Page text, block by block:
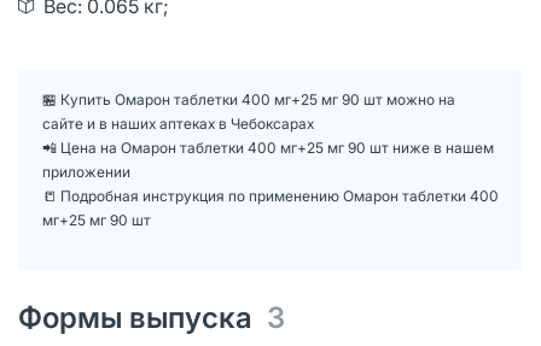
Вес: 0.065 кг;
🏪 Купить Омарон таблетки 400 мг+25 мг 90 шт можно на
сайте и в наших аптеках в Чебоксарах
📲 Цена на Омарон таблетки 400 мг+25 мг 90 шт ниже в нашем
приложении
📒 Подробная инструкция по применению Омарон таблетки 400
мг+25 мг 90 шт
Формы выпуска 3